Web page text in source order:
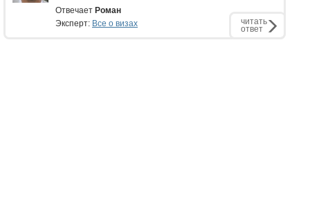
Отвечает Роман
Эксперт: Все о визах читать
ответ